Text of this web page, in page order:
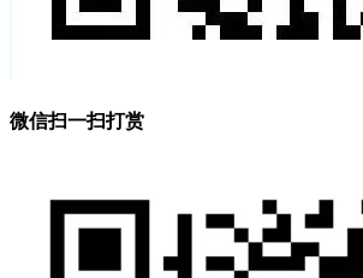
微信扫一扫打赏